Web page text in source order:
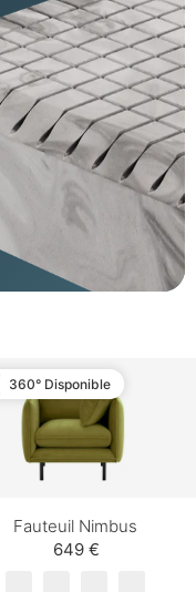
360° Disponible
Fauteuil Nimbus
649 €